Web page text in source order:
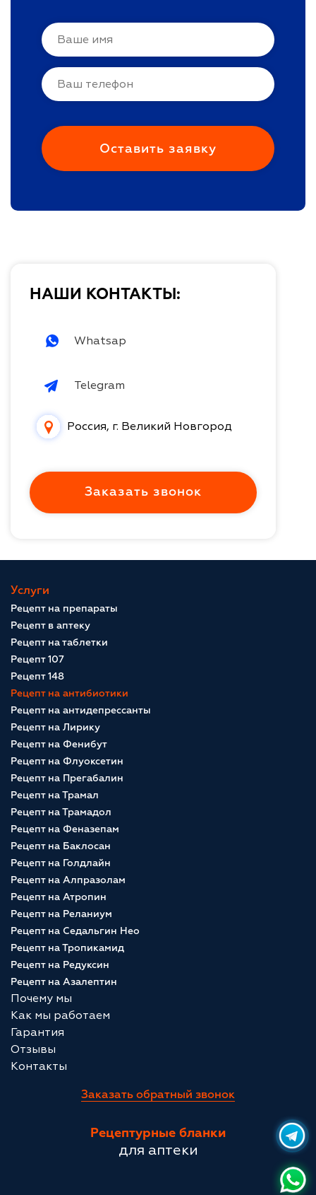
НАШИ КОНТАКТЫ:
Whatsap
Telegram
Россия, г. Великий Новгород
Заказать звонок
Рецептурные бланки
для аптеки
Услуги
Рецепт на препараты
Рецепт в аптеку
Рецепт на таблетки
Рецепт 107
Рецепт 148
Рецепт на антибиотики
Рецепт на антидепрессанты
Рецепт на Лирику
Рецепт на Фенибут
Рецепт на Флуоксетин
Рецепт на Прегабалин
Рецепт на Трамал
Рецепт на Трамадол
Рецепт на Феназепам
Рецепт на Баклосан
Рецепт на Голдлайн
Рецепт на Алпразолам
Рецепт на Атропин
Рецепт на Реланиум
Рецепт на Седальгин Нео
Рецепт на Тропикамид
Рецепт на Редуксин
Рецепт на Азалептин
Почему мы
Как мы работаем
Гарантия
Отзывы
Контакты
Заказать обратный звонок